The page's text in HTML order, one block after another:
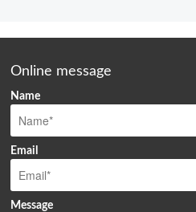
Online message
Name
Email
Message